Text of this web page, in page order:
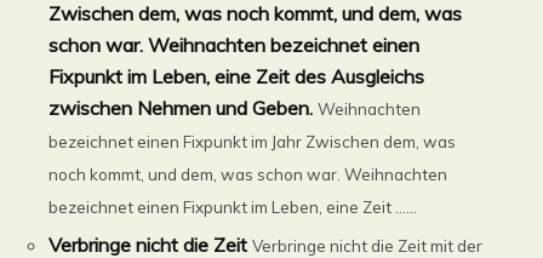
Zwischen dem, was noch kommt, und dem, was
schon war. Weihnachten bezeichnet einen
Fixpunkt im Leben, eine Zeit des Ausgleichs
zwischen Nehmen und Geben. Weihnachten
bezeichnet einen Fixpunkt im Jahr Zwischen dem, was
noch kommt, und dem, was schon war. Weihnachten
bezeichnet einen Fixpunkt im Leben, eine Zeit ......
Verbringe nicht die Zeit Verbringe nicht die Zeit mit der